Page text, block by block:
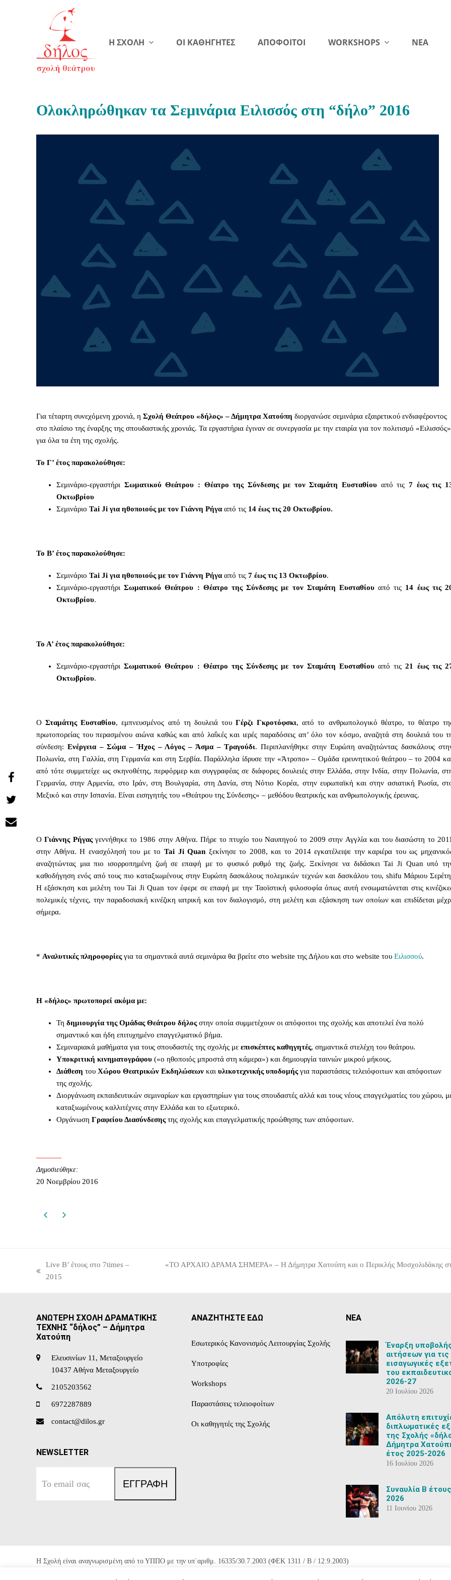
Η ΣΧΟΛΗ ΟΙ ΚΑΘΗΓΗΤΕΣ ΑΠΟΦΟΙΤΟΙ WORKSHOPS NEA
Ολοκληρώθηκαν τα Σεμινάρια Ειλισσός στη “δήλο” 2016
Για τέταρτη συνεχόμενη χρονιά, η Σχολή Θεάτρου «δήλος» – Δήμητρα Χατούπη διοργανώσε σεμινάρια εξαιρετικού ενδιαφέροντος
στο πλαίσιο της έναρξης της σπουδαστικής χρονιάς. Τα εργαστήρια έγιναν σε συνεργασία με την εταιρία για τον πολιτισμό «Ειλισσός»
για όλα τα έτη της σχολής.
Το Γ’ έτος παρακολούθησε:
Σεμινάριο-εργαστήρι Σωματικού Θεάτρου : Θέατρο της Σύνδεσης με τον Σταμάτη Ευσταθίουαπό τις 7 έως τις
Οκτωβρίου
Σεμινάριο Tai Ji για ηθοποιούς με τον Γιάννη Ρήγααπό τις 14 έως τις 20 Οκτωβρίου.
Το Β’ έτος παρακολούθησε:
Σεμινάριο Tai Ji για ηθοποιούς με τον Γιάννη Ρήγααπό τις 7 έως τις 13 Οκτωβρίου.
Σεμινάριο-εργαστήριΣωματικού Θεάτρου : Θέατρο της Σύνδεσης με τον Σταμάτη Ευσταθίουαπό τις 14 έως τις
Οκτωβρίου.
Το Α’ έτος παρακολούθησε:
Σεμινάριο-εργαστήριΣωματικού Θεάτρου : Θέατρο της Σύνδεσης με τον Σταμάτη Ευσταθίουαπό τις21 έως τις
Οκτωβρίου.
ΟΣταμάτης Ευσταθίου, εμπνευσμένος από τη δουλειά του Γέρζι Γκροτόφσκι, από το ανθρωπολογικό θέατρο, το θέατρο
πρωτοπορείας του περασμένου αιώνα καθώς και από λαἴκές και ιερές παραδόσεις απ’ όλο τον κόσμο, αναζητά στη δουλειά του
σύνδεση: Ενέργεια – Σώμα – Ήχος – Λόγος – Άσμα – Τραγούδι. Περιπλανήθηκε στην Ευρώπη αναζητώντας δασκάλους
Πολωνία, στη Γαλλία, στη Γερμανία και στη Σερβία. Παράλληλα ίδρυσε την «Άτροπο» – Ομάδα ερευνητικού θεάτρου – το 2004
από τότε συμμετείχε ως σκηνοθέτης, περφόρμερ και συγγραφέας σε διάφορες δουλειές στην Ελλάδα, στην Ινδία, στην Πολωνία,
Γερμανία, στην Αρμενία, στο Ιράν, στη Βουλγαρία, στη Δανία, στη Νότιο Κορέα, στην ευρωπαϊκή και στην ασιατική Ρωσία,
Μεξικό και στην Ισπανία. Είναι εισηγητής του «Θεάτρου της Σύνδεσης» – μεθόδου θεατρικής και ανθρωπολογικής έρευνας.
ΟΓιάννης Ρήγαςγεννήθηκε το 1986 στην Αθήνα. Πήρε το πτυχίο του Ναυπηγού το 2009 στην Αγγλία και του διασώστη το 2011
στην Αθήνα. Η ενασχόλησή του με το Tai Ji Quan ξεκίνησε το 2008, και το 2014 εγκατέλειψε την καριέρα του ως
αναζητώντας μια πιο ισορροπημένη ζωή σε επαφή με το φυσικό ρυθμό της ζωής. Ξεκίνησε να διδάσκει Tai Ji Quan υπό
καθοδήγηση ενός από τους πιο καταξιωμένους στην Ευρώπη δασκάλους πολεμικών τεχνών και δασκάλου του, shifu Μάριου
Η εξάσκηση και μελέτη του Tai Ji Quan τον έφερε σε επαφή με την Ταοϊστική φιλοσοφία όπως αυτή ενσωματώνεται στις
πολεμικές τέχνες, την παραδοσιακή κινέζικη ιατρική και τον διαλογισμό, στη μελέτη και εξάσκηση των οποίων και επιδίδεται
σήμερα.
* Αναλυτικές πληροφορίεςγια τα σημαντικά αυτά σεμινάρια θα βρείτε στο website της Δήλου και στο website του Ειλισσού.
Η «δήλος» πρωτοπορεί ακόμα με:
Τη δημιουργία της Ομάδας Θεάτρου δήλοςστην οποία συμμετέχουν οι απόφοιτοι της σχολής και αποτελεί ένα πολύ
σημαντικό και ήδη επιτυχημένο επαγγελματικό βήμα.
Σεμιναριακά μαθήματα για τους σπουδαστές της σχολής με επισκέπτες καθηγητές, σημαντικά στελέχη του θεάτρου.
Υποκριτική κινηματογράφου («ο ηθοποιός μπροστά στη κάμερα») και δημιουργία ταινιών μικρού μήκους.
Διάθεση του Χώρου Θεατρικών Εκδηλώσεων και υλικοτεχνικής υποδομήςγια παραστάσεις τελειόφοιτων και απόφοιτων
της σχολής.
Διοργάνωση εκπαιδευτικών σεμιναρίων και εργαστηρίων για τους σπουδαστές αλλά και τους νέους επαγγελματίες του χώρου,
καταξιωμένους καλλιτέχνες στην Ελλάδα και το εξωτερικό.
Οργάνωση Γραφείου Διασύνδεσηςτης σχολής και επαγγελματικής προώθησης των απόφοιτων.
Share
on
Facebook
on
Twitter
Share
Email
Δημοσιεύθηκε:
20 Νοεμβρίου 2016
previous
Live Β’ έτους στο 7times –
2015
«ΤΟ ΑΡΧΑΙΟ ΔΡΑΜΑ ΣΗΜΕΡΑ» – Η Δήμητρα Χατούπη και ο Περικλής Μοσχολιδάκης στην
ΑΝΩΤΕΡΗ ΣΧΟΛΗ ΔΡΑΜΑΤΙΚΗΣ
ΤΕΧΝΗΣ “δήλος” – Δήμητρα
Χατούπη
Ελευσινίων 11, Μεταξουργείο
10437 Αθήνα Μεταξουργείο
2105203562
6972287889
contact@dilos.gr
NEWSLETTER
email
ΕΓΓΡΑΦΗ
ΑΝΑΖΗΤΗΣΤΕ ΕΔΩ
Εσωτερικός Κανονισμός Λειτουργίας Σχολής
Υποτροφίες
Workshops
Παραστάσεις τελειοφοίτων
Οι καθηγητές της Σχολής
ΝΕΑ
Έναρξη
αιτήσεων για τις
εισαγωγικές
του
2026-27
20 Ιουλίου 2026
Aπόλυτη
διπλωματικές
της Σχολής
Δήμητρα
έτος 2025-2026
16 Ιουλίου 2026
Συναυλία Β
2026
11 Ιουνίου 2026
Η Σχολή είναι αναγνωρισμένη από το ΥΠΠΟ με την υπ΄αριθμ. 16335/30.7.2003 (ΦΕΚ 1311 / Β / 12.9.2003)